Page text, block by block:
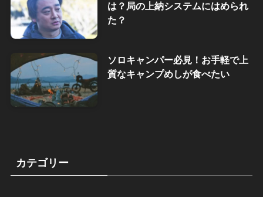
は？局の上納システムにはめられ
た？
ソロキャンパー必見！お手軽で上
質なキャンプめしが食べたい
カテゴリー